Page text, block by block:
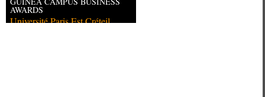
AWARDS
Université Paris Est Créteil